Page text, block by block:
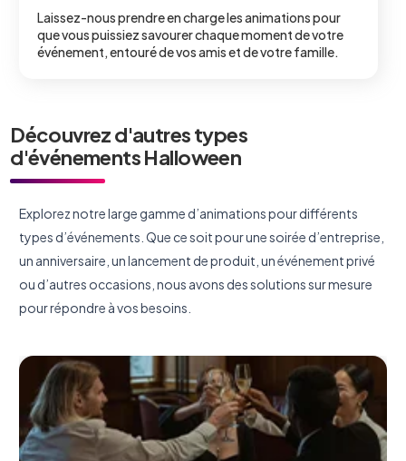
Laissez-nous prendre en charge les animations pour
que vous puissiez savourer chaque moment de votre
événement, entouré de vos amis et de votre famille.
Découvrez d'autres types
d'événements Halloween
Explorez notre large gamme d’animations pour différents
types d’événements. Que ce soit pour une soirée d’entreprise,
un anniversaire, un lancement de produit, un événement privé
ou d’autres occasions, nous avons des solutions sur mesure
pour répondre à vos besoins.